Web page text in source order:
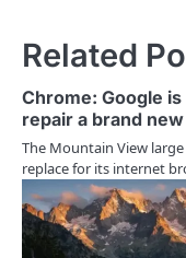
s
t
n
a
v
i
Related
Chrome: Google
repair a brand
The Mountain View
replace for its internet